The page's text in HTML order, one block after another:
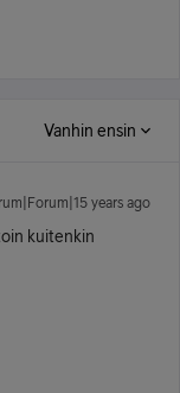
Vanhin ensin
years ago
kuitenkin